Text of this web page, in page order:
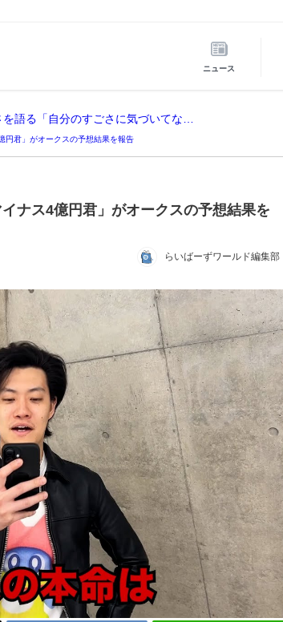
ニュース
円君」がオークスの予想結果を報告
ナス4億円君」がオークスの予想結果を
らいばーずワールド編集部